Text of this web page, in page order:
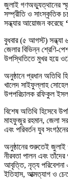
জুলাই গণঅভ্যুত্থানের
সম্প্রীতি ও সাংস্কৃতিক
সন্ধ্যার আয়োজন করেছে
বুধবার (৫ আগস্ট) সন্ধ্যা
জেলার বিভিন্ন শ্রেণি-
উপস্থিতিতে মুখর হয়ে
অনুষ্ঠানে প্রধান অতিথি
খালেদ সাইফুল্লাহ
উপপরিচালক রফিকুল
বিশেষ অতিথি হিসেবে
মাহফুজুর রহমান, জেলা
এবং পরিবর্তন যুব
অনুষ্ঠানের শুরুতেই জুলাই
নীরবতা পালন এবং
আবৃত্তি, নৃত্য পরিবেশনা
ইতিহাস, আত্মত্যাগ ও